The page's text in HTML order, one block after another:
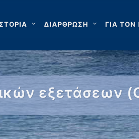
ΔΙΑΡΘΡΩΣΗ ΓΙΑ ΤΟΝ
εξετάσεων